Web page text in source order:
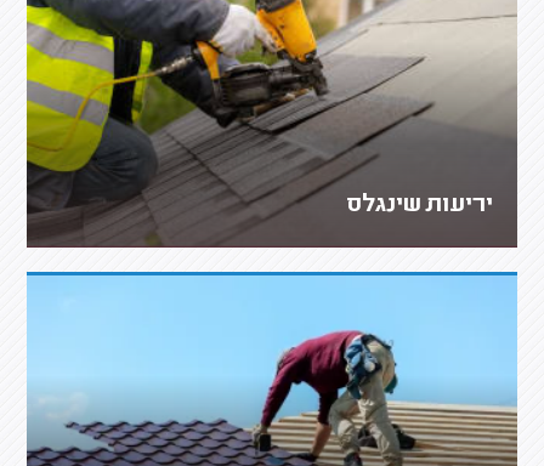
יריעות שינגלס